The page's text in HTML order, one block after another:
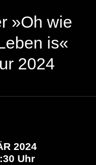
»Oh wie
is«
2024
2024
Uhr